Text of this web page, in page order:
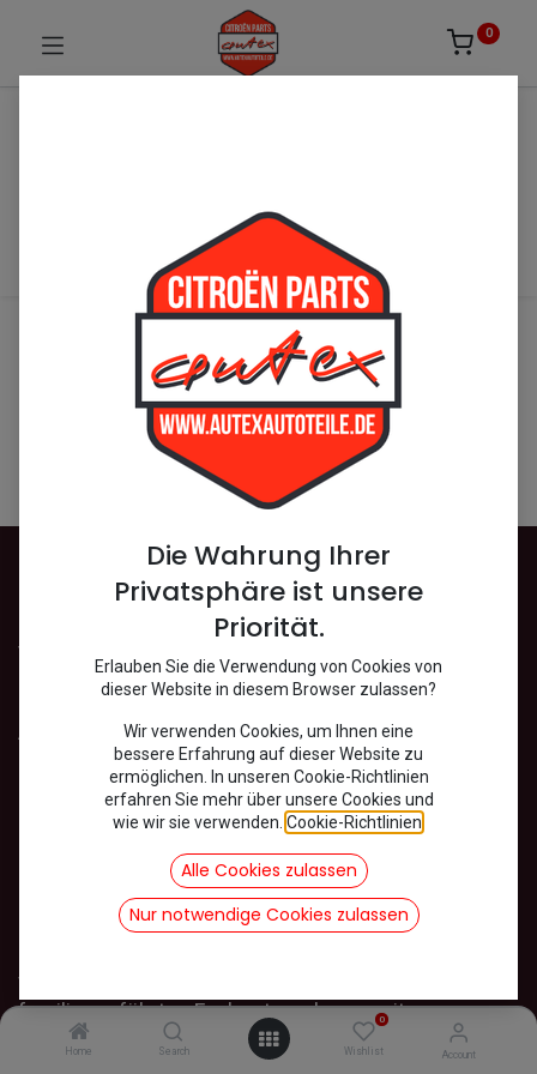
Home Search
0
Wishlist Account
0
Nächste Veranstaltungen
Keine Veranstaltungen gefunden.
Versand
Datenschutz
AGB
Rückgabe und Widerruf von Ware
Bienvenue und herzlich willkommen!
Schön, dass Sie da sind. Unser Webshop bietet
wie Citroën 2CV, Méhari, DS und andere Modelle. Als
familiengeführtes Fachunternehmen mit
langjähriger Erfahrung legen wir besonderen Wert
Die Wahrung Ihrer
Privatsphäre ist unsere
Priorität.
Erlauben Sie die Verwendung von Cookies von
dieser Website in diesem Browser zulassen?
Wir verwenden Cookies, um Ihnen eine
bessere Erfahrung auf dieser Website zu
ermöglichen. In unseren Cookie-Richtlinien
erfahren Sie mehr über unsere Cookies und
wie wir sie verwenden. Cookie-Richtlinien.
Alle Cookies zulassen
Nur notwendige Cookies zulassen